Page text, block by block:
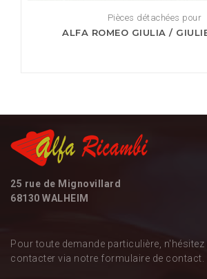
Pièces détachées pour
ALFA ROMEO GIULIA /
25 rue de Mignovillard
68130 WALHEIM
Pour toute demande particulière,
contacter via notre formulaire de contact.